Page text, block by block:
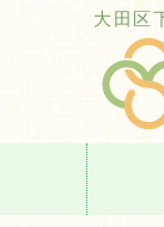
大田区